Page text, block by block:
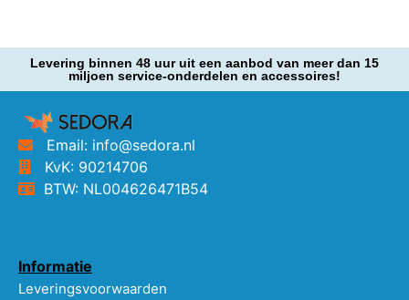
Levering binnen 48 uur uit een aanbod van meer dan 15
miljoen service-onderdelen en accessoires!
Email: info@sedora.nl
KvK: 90214706
BTW: NL004626471B54
Informatie
Leveringsvoorwaarden